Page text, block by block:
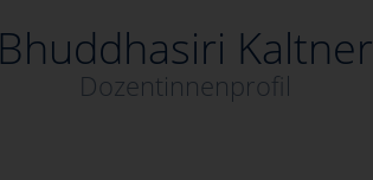
Bhuddhasiri Kaltner
Dozentinnenprofil